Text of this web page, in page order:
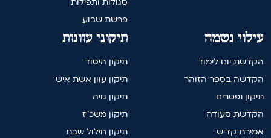
פרשת שבוע
תיקוני עוונות
תיקון היסוד
תיקון עוון אשת איש
תיקון גויה
תיקון משכ"ז
תיקון חילול שבת
עילוי נשמה
הקדשת יום לימוד
הקדשה בספר הזוהר
תיקון נפטרים
הקדשת סעודה
אמירת קדיש